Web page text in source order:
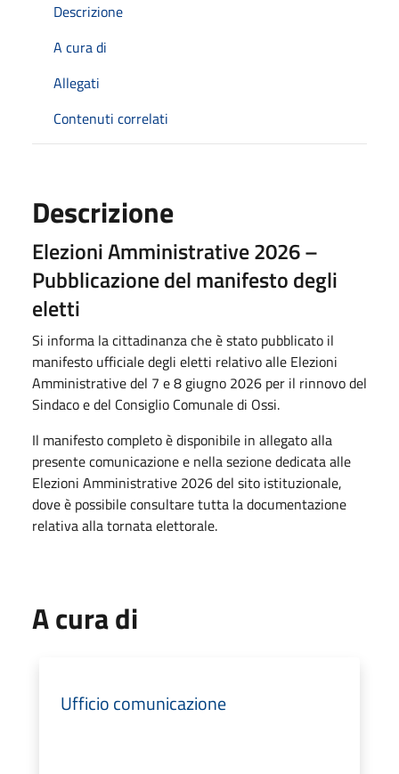
Descrizione
A cura di
Allegati
Contenuti correlati
Descrizione
Elezioni Amministrative 2026 –
Pubblicazione del manifesto degli
eletti
Si informa la cittadinanza che è stato pubblicato il
manifesto ufficiale degli eletti relativo alle Elezioni
Amministrative del 7 e 8 giugno 2026 per il rinnovo del
Sindaco e del Consiglio Comunale di Ossi.
Il manifesto completo è disponibile in allegato alla
presente comunicazione e nella sezione dedicata alle
Elezioni Amministrative 2026 del sito istituzionale,
dove è possibile consultare tutta la documentazione
relativa alla tornata elettorale.
A cura di
Ufficio comunicazione